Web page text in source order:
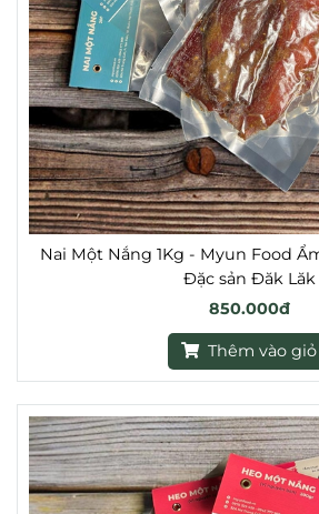
Nai Một Nắng 1Kg - Myun Food
Đặc sản Đăk Lăk
850.000đ
Thêm vào giỏ